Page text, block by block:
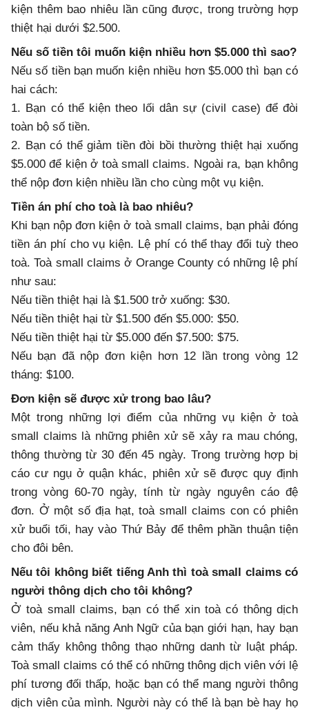
kiện thêm bao nhiêu lần cũng được, trong trường hợp
thiệt hại dưới $2.500.
Nếu số tiền tôi muốn kiện nhiều hơn $5.000 thì sao?
Nếu số tiền bạn muốn kiện nhiều hơn $5.000 thì bạn có
hai cách:
1. Bạn có thể kiện theo lối dân sự (civil case) để đòi
toàn bộ số tiền.
2. Bạn có thể giảm tiền đòi bồi thường thiệt hại xuống
$5.000 để kiện ở toà small claims. Ngoài ra, bạn không
thể nộp đơn kiện nhiều lần cho cùng một vụ kiện.
Tiền án phí cho toà là bao nhiêu?
Khi bạn nộp đơn kiện ở toà small claims, bạn phải đóng
tiền án phí cho vụ kiện. Lệ phí có thể thay đổi tuỳ theo
toà. Toà small claims ở Orange County có những lệ phí
như sau:
Nếu tiền thiệt hại là $1.500 trở xuống: $30.
Nếu tiền thiệt hại từ $1.500 đến $5.000: $50.
Nếu tiền thiệt hại từ $5.000 đến $7.500: $75.
Nếu bạn đã nộp đơn kiện hơn 12 lần trong vòng 12
tháng: $100.
Đơn kiện sẽ được xử trong bao lâu?
Một trong những lợi điểm của những vụ kiện ở toà
small claims là những phiên xử sẽ xảy ra mau chóng,
thông thường từ 30 đến 45 ngày. Trong trường hợp bị
cáo cư ngụ ở quận khác, phiên xử sẽ được quy định
trong vòng 60-70 ngày, tính từ ngày nguyên cáo đệ
đơn. Ở một số địa hạt, toà small claims con có phiên
xử buổi tối, hay vào Thứ Bảy để thêm phần thuận tiện
cho đôi bên.
Nếu tôi không biết tiếng Anh thì toà small claims có
người thông dịch cho tôi không?
Ở toà small claims, bạn có thể xin toà có thông dịch
viên, nếu khả năng Anh Ngữ của bạn giới hạn, hay bạn
cảm thấy không thông thạo những danh từ luật pháp.
Toà small claims có thể có những thông dịch viên với lệ
phí tương đối thấp, hoặc bạn có thể mang người thông
dịch viên của mình. Người này có thể là bạn bè hay họ